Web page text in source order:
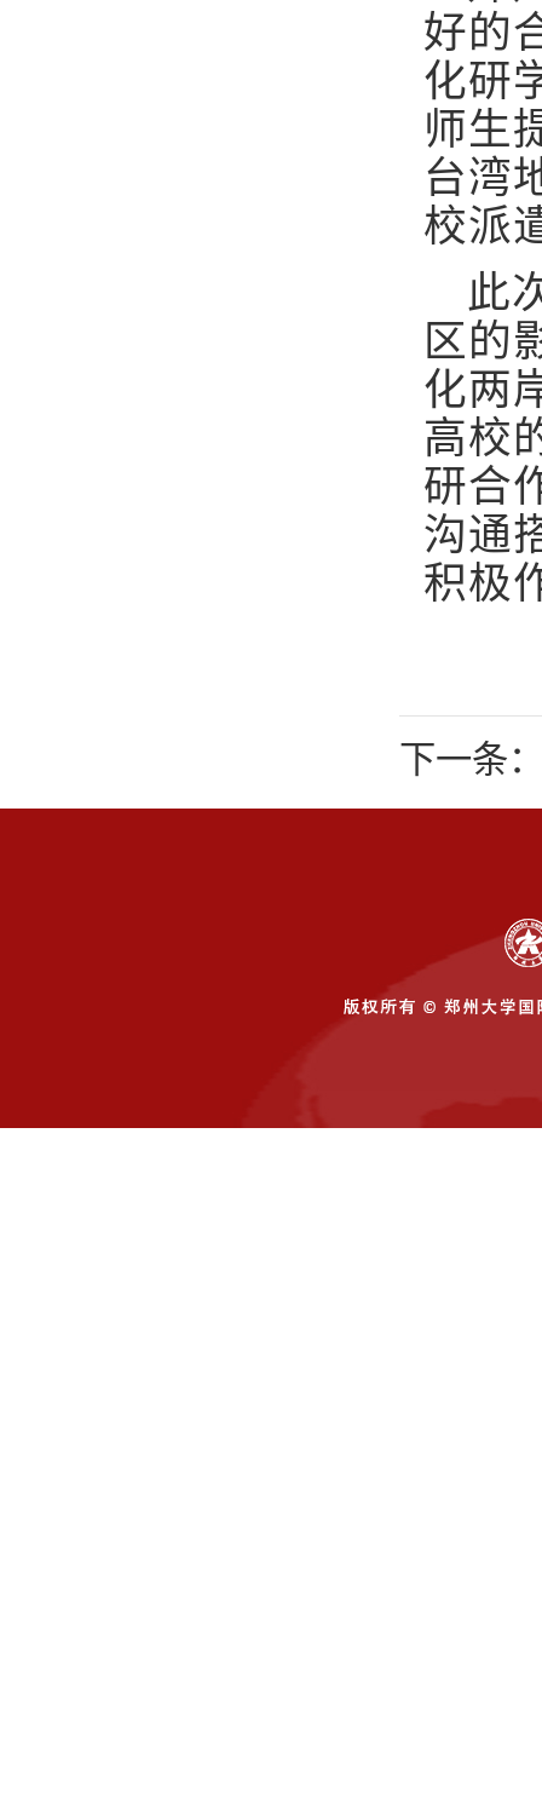
好的
化研
师生
台湾
校派
此
区的
化两
高校
研合
沟通
积极
下一条